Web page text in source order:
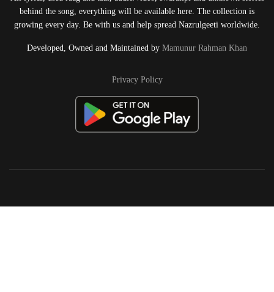
behind the song, everything will be available here. The collection is
growing every day. Be with us and help spread Nazrulgeeti worldwide.
Developed, Owned and Maintained by Mamunur Rahman Khan
Privacy Policy